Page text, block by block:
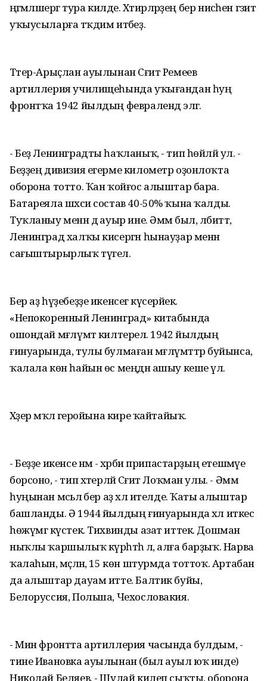
әңгәмәләшергә тура килде. Хәтирәләрҙең бер нисәһен гәзит
уҡыусыларға тәҡдим итәбеҙ.
Тәтер-Арыҫлан ауылынан Сәғит Ремеев
артиллерия училищеһында уҡығандан һуң
фронтҡа 1942 йылдың февралендә эләгә.
- Беҙ Ленинградты һаҡланыҡ, - тип һөйләй ул. -
Беҙҙең дивизия егерме километр оҙонлоҡта
оборона тотто. Ҡан ҡойғос алыштар бара.
Батареяла шәхси состав 40-50% ҡына ҡалды.
Туҡланыу менән дә ауыр ине. Әммә был, әлбиттә,
Ленинград халҡы кисергән һынауҙар менән
сағыштырырлыҡ түгел.
Бер аҙ һүҙебеҙҙе икенсегә күсерәйек.
«Непокоренный Ленинград» китабында
ошондай мәғлүмәт килтерелә. 1942 йылдың
ғинуарында, тулы булмаған мәғлүмәттәр буйынса,
ҡалала көн һайын өс меңдән ашыу кеше үлә.
Хәҙер мәҡәлә геройына кире ҡайтайыҡ.
- Беҙҙе икенсе нәмә - хәрби припастарҙың етешмәүе
борсоно, - тип хәтерләй Сәғит Лоҡман улы. - Әммә
һуңынан мәсьәлә бер аҙ хәл ителде. Ҡаты алыштар
башланды. Ә 1944 йылдың ғинуарында хәл иткес
һөжүмгә күстек. Тихвинды азат иттек. Дошман
ныҡлы ҡаршылыҡ күрһәтһә лә, алға барҙыҡ. Нарва
ҡалаһын, мәҫәлән, 15 көн штурмда тоттоҡ. Артабан
да алыштар дауам итте. Балтик буйы,
Белоруссия, Польша, Чехословакия.
- Мин фронтта артиллерия часында булдым, -
тине Ивановка ауылынан (был ауыл юҡ инде)
Николай Беляев. - Шулай килеп сыҡты, оборона